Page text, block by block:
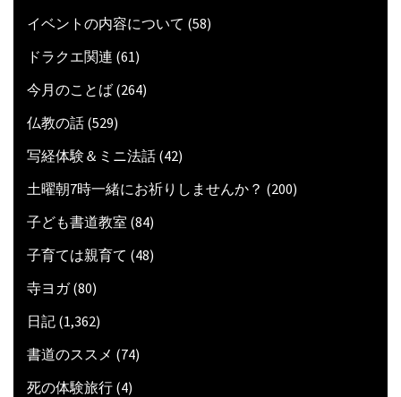
イベントの内容について (58)
ドラクエ関連 (61)
今月のことば (264)
仏教の話 (529)
写経体験＆ミニ法話 (42)
土曜朝7時一緒にお祈りしませんか？ (200)
子ども書道教室 (84)
子育ては親育て (48)
寺ヨガ(80)
日記 (1,362)
書道のススメ (74)
死の体験旅行 (4)